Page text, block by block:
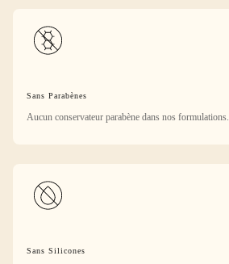
Sans Parabènes
Aucun conservateur parabène dans nos formulations.
Sans Silicones